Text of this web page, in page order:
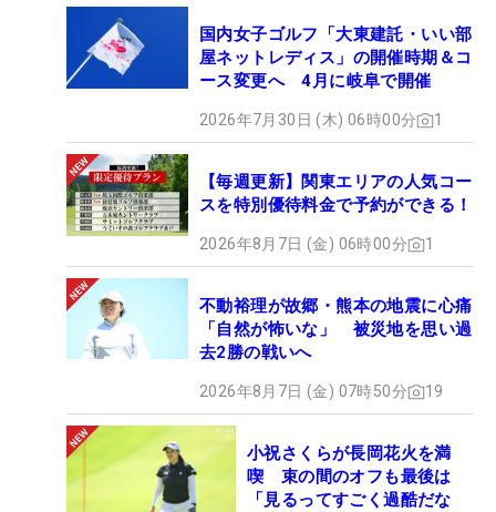
国内女子ゴルフ「大東建託・いい部
屋ネットレディス」の開催時期＆コ
ース変更へ 4月に岐阜で開催
2026年7月30日 (木) 06時00分 1
【毎週更新】関東エリアの人気コー
スを特別優待料金で予約ができる！
2026年8月7日 (金) 06時00分 1
不動裕理が故郷・熊本の地震に心痛
「自然が怖いな」 被災地を思い過
去2勝の戦いへ
2026年8月7日 (金) 07時50分 19
小祝さくらが長岡花火を満
喫 束の間のオフも最後は
「見るってすごく過酷だな